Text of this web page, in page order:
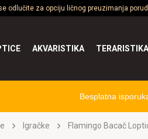
odlučite za opciju ličnog preuzimanja
AKVARISTIKA TERARISTIKA
Besplatna
Igračke Flamingo Bacač